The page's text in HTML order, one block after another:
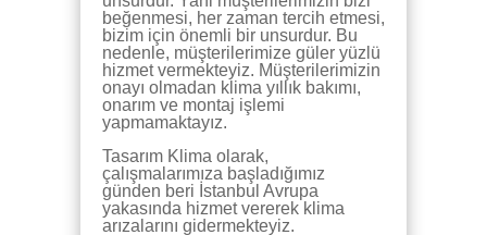
beğenmesi, her zaman tercih etmesi,
bizim için önemli bir unsurdur. Bu
nedenle, müşterilerimize güler yüzlü
hizmet vermekteyiz. Müşterilerimizin
onayı olmadan klima yıllık bakımı,
onarım ve montaj işlemi
yapmamaktayız.
Tasarım Klima olarak,
çalışmalarımıza başladığımız
günden beri İstanbul Avrupa
yakasında hizmet vererek klima
arızalarını gidermekteyiz.